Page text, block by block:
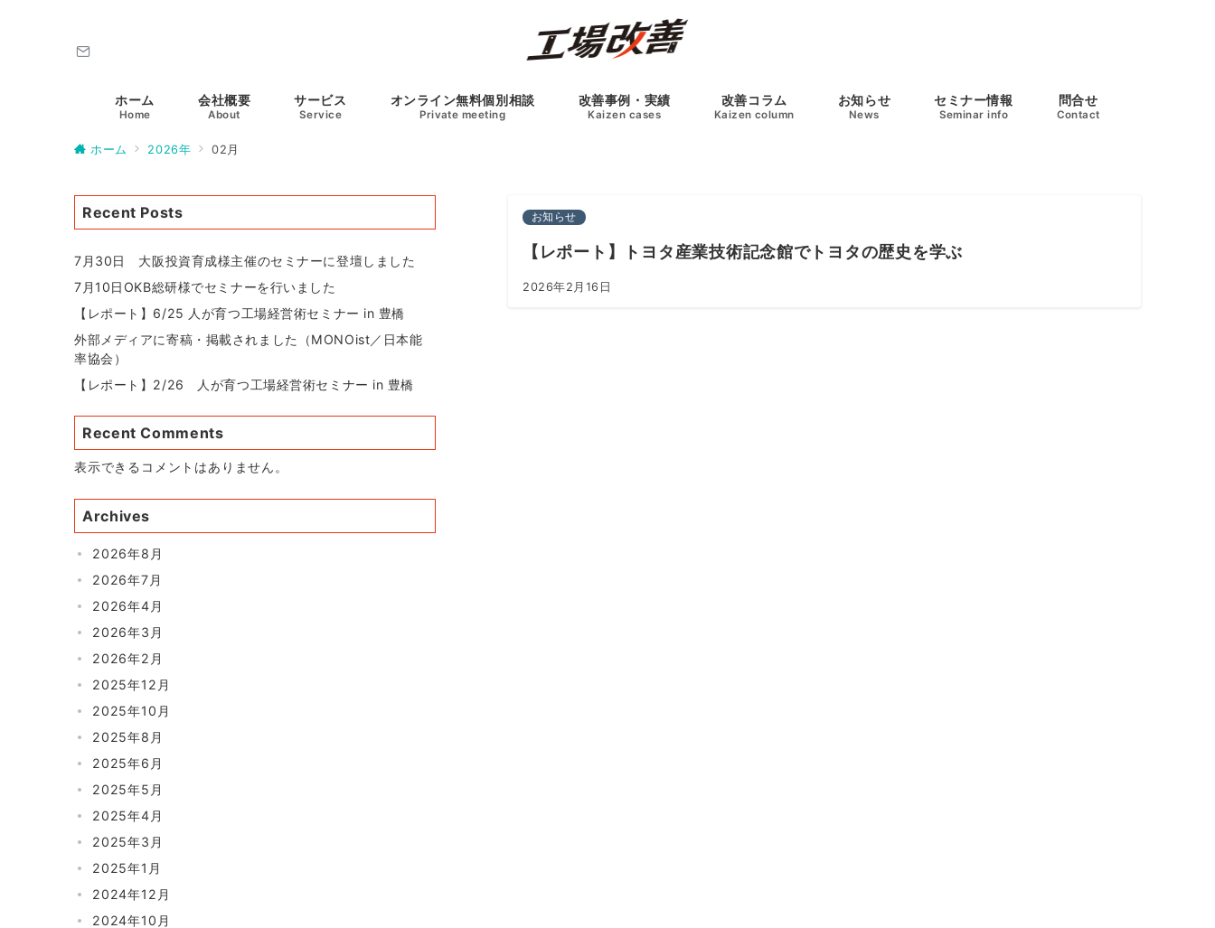
ホーム
Home
会社概要
About
サービス
Service
オンライン無料個別相談
Private meeting
改善事例・実績
Kaizen cases
改善コラム
Kaizen column
お知らせ
News
セミナー情報
Seminar info
問合せ
Contact
ホーム 2026年 02月
お知らせ
【レポート】トヨタ産業技術記念館でトヨタの歴史を学ぶ
2026年2月16日
Recent Posts
7月30日 大阪投資育成様主催のセミナーに登壇しました
7月10日OKB総研様でセミナーを行いました
【レポート】6/25 人が育つ工場経営術セミナー in 豊橋
外部メディアに寄稿・掲載されました（MONOist／日本能
率協会）
【レポート】2/26 人が育つ工場経営術セミナー in 豊橋
Recent Comments
表示できるコメントはありません。
Archives
2026年8月
2026年7月
2026年4月
2026年3月
2026年2月
2025年12月
2025年10月
2025年8月
2025年6月
2025年5月
2025年4月
2025年3月
2025年1月
2024年12月
2024年10月